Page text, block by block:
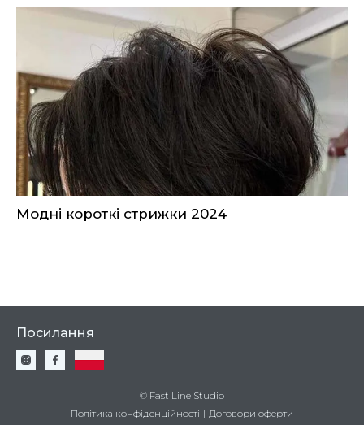
Модні короткі стрижки 2024
Посилання
© Fast Line Studio
Політика конфіденційності | Договори оферти